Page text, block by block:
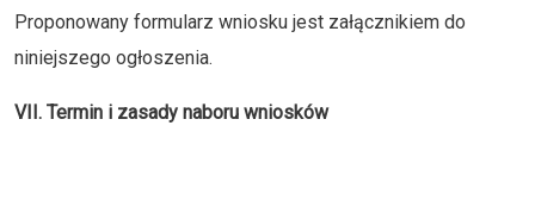
Proponowany formularz wniosku jest załącznikiem do
niniejszego ogłoszenia.
VII. Termin i zasady naboru wniosków